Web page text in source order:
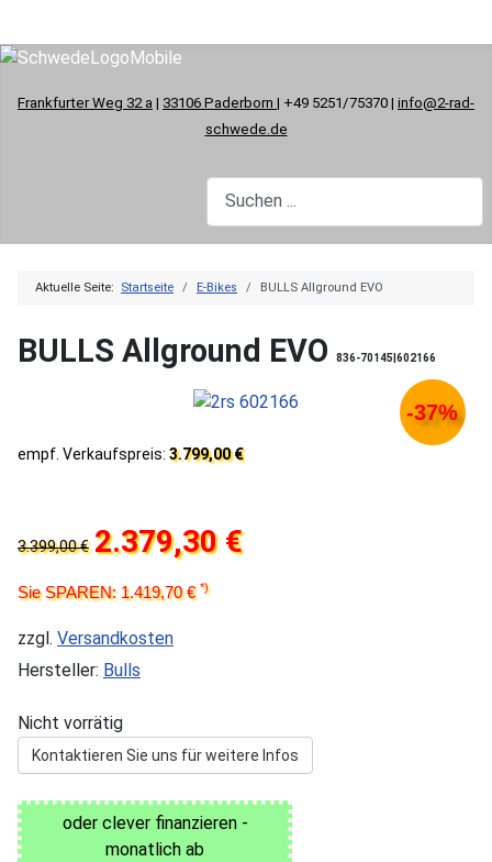
Frankfurter Weg 32 a | 33106 Paderborn | +49 5251/75370 | info@2-rad-
schwede.de
Aktuelle Seite: Startseite E-Bikes BULLS Allground EVO
BULLS Allground EVO 836-70145|602166
-37%
empf. Verkaufspreis: 3.799,00 €
3.399,00 € 2.379,30 €
Sie SPAREN: 1.419,70 €*)
zzgl. Versandkosten
Hersteller: Bulls
Nicht vorrätig
Kontaktieren Sie uns für weitere Infos
oder clever finanzieren -
monatlich ab